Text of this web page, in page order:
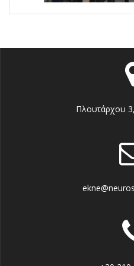
Πλουτάρχου